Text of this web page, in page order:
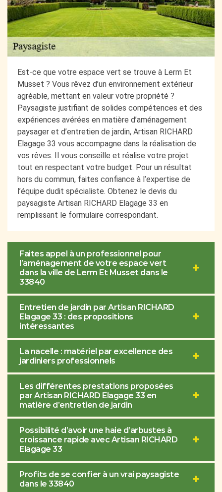
Est-ce que votre espace vert se trouve à Lerm Et
Musset ? Vous rêvez d’un environnement extérieur
agréable, mettant en valeur votre propriété ?
Paysagiste justifiant de solides compétences et des
expériences avérées en matière d’aménagement
paysager et d’entretien de jardin, Artisan RICHARD
Elagage 33 vous accompagne dans la réalisation de
vos rêves. Il vous conseille et réalise votre projet
tout en respectant votre budget. Pour un résultat
hors du commun, faites confiance à l’expertise de
l’équipe dudit spécialiste. Obtenez le devis du
paysagiste Artisan RICHARD Elagage 33 en
remplissant le formulaire correspondant.
Faites appel à un professionnel pour
l’aménagement de votre espace vert
dans la ville de Lerm Et Musset dans le
33840
Entretien de jardin par Artisan RICHARD
Elagage 33 : des propositions
intéressantes
La nacelle : matériel par excellence des
jardiniers professionnels
Les différentes prestations proposées
par Artisan RICHARD Elagage 33 en
matière d’entretien de jardin
Possibilité d’avoir une haie d’arbustes à
croissance rapide avec Artisan RICHARD
Elagage 33
Profits de se confier à un vrai paysagiste
dans le 33840